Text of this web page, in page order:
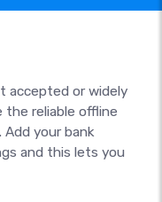
accepted or widely
the reliable offline
your bank
and this lets you